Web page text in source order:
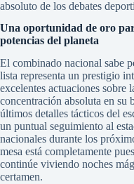
absoluto de los debates
Una oportunidad de oro
potencias del planeta
El combinado nacional sabe
lista representa un prestigio
excelentes actuaciones sobre
concentración absoluta en su
últimos detalles tácticos del
un puntual seguimiento al
nacionales durante los
mesa está completamente
continúe viviendo noches
certamen.